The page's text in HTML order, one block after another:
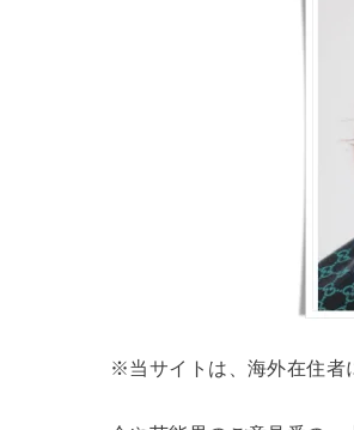
※当サイトは、海外在住者